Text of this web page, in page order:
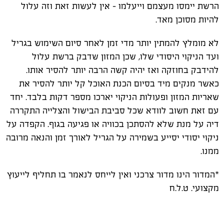
הרשת יימסו מעצמם וייעלמו - אין לעשות זאת וזה עלול
להיות מסוכן מאד.
לא מומלץ להמתין יותר מדי זמן לאחר סיום השימוש בגריל
ועד הניקוי היסודי שלו, שכן המזון שדבק ברשת עלול
להידבק בחוזקה ואז יהיה קשה הרבה יותר להסיר אותו.
כאשר מנקים מיד בסיום הכנת האוכל קל יותר להסיר את
שאריות המזון ופעולות הניקוי יארכו מספר דקות בלבד. יחד
עם זאת חשוב לוודא שכל סביבת הבישול והצלייה התקררה
דיה על מנת שלא להסתכן בכוויה או פגיעה בגוף. הקפדה על
ניקוי יסודי יסייע בשמירה על הגריל לאורך זמן והנאה מרובה
ממנו.
*המדור הינו מדור צרכני ואין לייחס לנאמר בו תחליף לייעוץ
מקצועי. ט.ל.ח